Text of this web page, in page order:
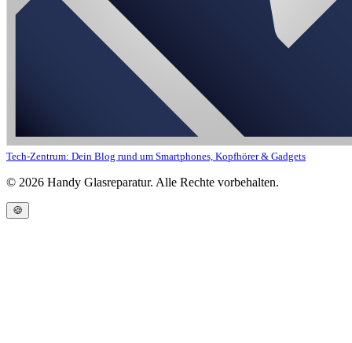
Tech-Zentrum: Dein Blog rund um Smartphones, Kopfhörer & Gadgets
© 2026 Handy Glasreparatur. Alle Rechte vorbehalten.
🍪